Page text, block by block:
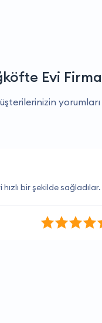
Evi Firma
yorumları